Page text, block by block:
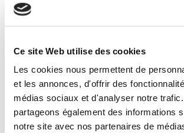
Ce site Web utilise des cookies
Les cookies nous permettent de
et les annonces, d'offrir des
médias sociaux et d'analyser notre
partageons également des informations
notre site avec nos partenaires de
Votre interlocuteur :
04 42 16 03 10 - 06 40 70 39 11
pfaucon@synercom-france.fr
SYNERCOM SUD EST